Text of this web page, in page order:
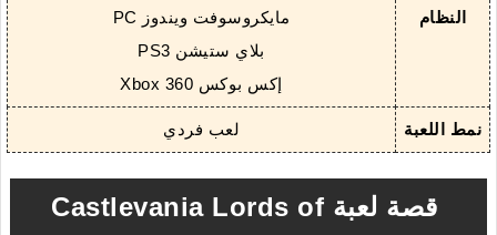
النظام
مايكروسوفت ويندوز PC
بلاي ستيشن PS3
إكس بوكس Xbox 360
نمط اللعبة لعب فردي
قصة لعبة Castlevania Lords of